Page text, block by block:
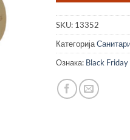
SKU: 13352
Категорија
Ознака: Black